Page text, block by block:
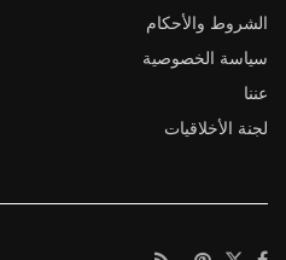
الشروط والأحكام
سياسة الخصوصية
عننا
لجنة الأخلاقيات